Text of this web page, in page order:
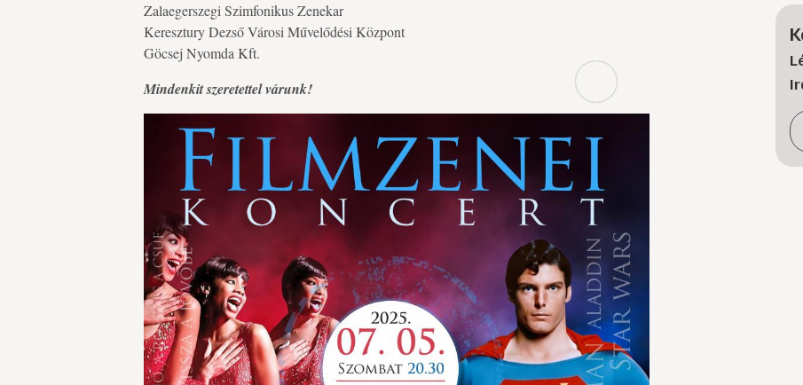
Zalaegerszegi Szimfonikus Zenekar
Keresztury Dezső Városi Művelődési Központ
Göcsej Nyomda Kft.
Mindenkit szeretettel várunk!